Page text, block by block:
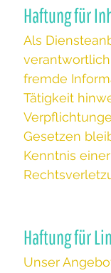
Haftung für
Als
fremde
Tätigkeit
Gesetzen
Kenntnis
Haftung für
Unser